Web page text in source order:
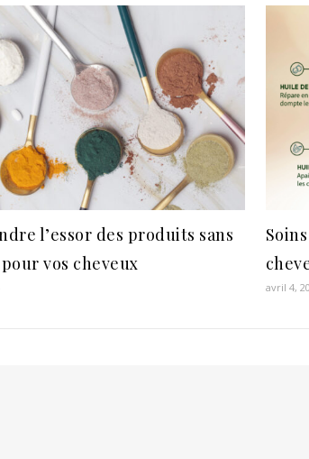
l’essor des produits sans
vos cheveux
avril 4,